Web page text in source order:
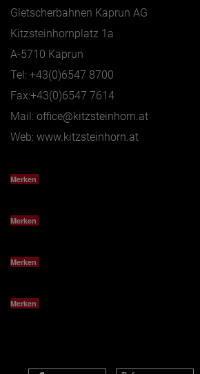
Gletscherbahnen Kaprun AG
Kitzsteinhornplatz 1a
A-5710 Kaprun
Tel: +43(0)6547 8700
Fax:+43(0)6547 7614
Mail: office@kitzsteinhorn.at
Web: www.kitzsteinhorn.at
Merken
Merken
Merken
Merken